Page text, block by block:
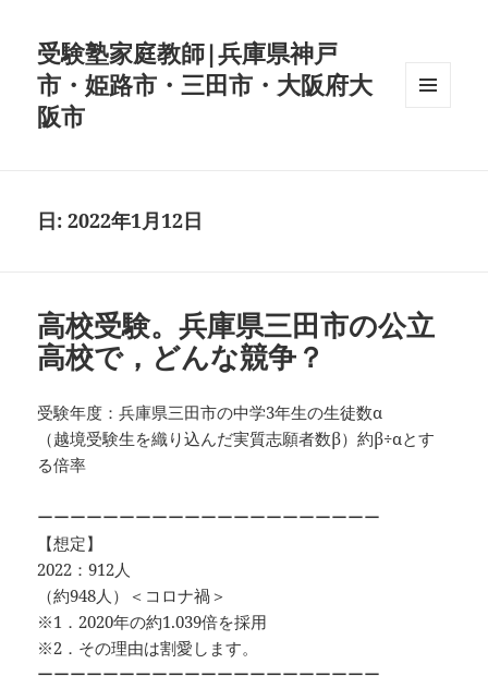
受験塾家庭教師|兵庫県神戸
市・姫路市・三田市・大阪府大
阪市
日:2022年1月12日
高校受験。兵庫県三田市の公立
高校で，どんな競争？
受験年度：兵庫県三田市の中学3年生の生徒数α
（越境受験生を織り込んだ実質志願者数β）約β÷αとす
る倍率
ーーーーーーーーーーーーーーーーーーーーー
【想定】
2022：912人
（約948人）＜コロナ禍＞
※1．2020年の約1.039倍を採用
※2．その理由は割愛します。
ーーーーーーーーーーーーーーーーーーーーー